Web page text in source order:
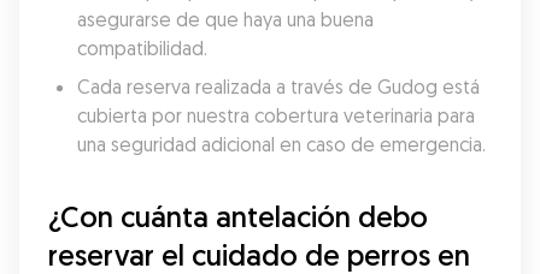
asegurarse de que haya una buena
compatibilidad.
Cada reserva realizada a través de Gudog está
cubierta por nuestra cobertura veterinaria para
una seguridad adicional en caso de emergencia.
¿Con cuánta antelación debo
reservar el cuidado de perros en